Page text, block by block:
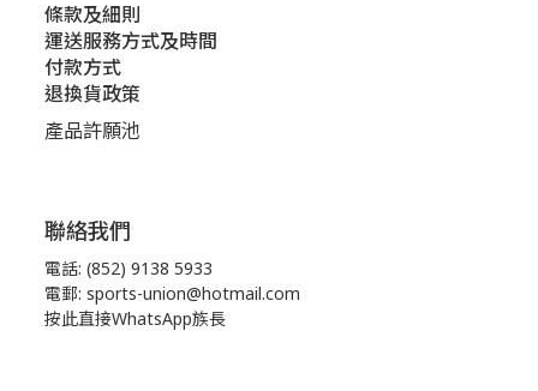
條款及細則
運送服務方式及時間
付款方式
退換貨政策
產品許願池
聯絡我們
電話: (852) 9138 5933
電郵: sports-union@hotmail.com
按此直接WhatsApp族長